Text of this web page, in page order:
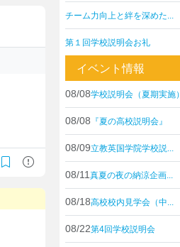
チーム力向上と絆を深めた...
第１回学校説明会お礼
イベント情報
08/08学校説明会（夏期実施）
08/08 『夏の高校説明会』
08/09立教英国学院学校説...
08/11 真夏の夜の納涼企画...
08/18高校校内見学会（中...
08/22第4回学校説明会